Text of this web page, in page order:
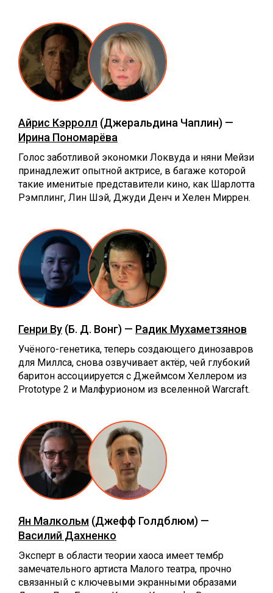
Айрис Кэрролл (Джеральдина Чаплин) —
Ирина Пономарёва
Голос заботливой экономки Локвуда и няни Мейзи
принадлежит опытной актрисе, в багаже которой
такие именитые представители кино, как Шарлотта
Рэмплинг, Лин Шэй, Джуди Денч и Хелен Миррен.
Генри Ву (Б. Д. Вонг) — Радик Мухаметзянов
Учёного-генетика, теперь создающего динозавров
для Миллса, снова озвучивает актёр, чей глубокий
баритон ассоциируется с Джеймсом Хеллером из
Prototype 2 и Малфурионом из вселенной Warcraft.
Ян Малкольм (Джефф Голдблюм) —
Василий Дахненко
Эксперт в области теории хаоса имеет тембр
замечательного артиста Малого театра, прочно
связанный с ключевыми экранными образами